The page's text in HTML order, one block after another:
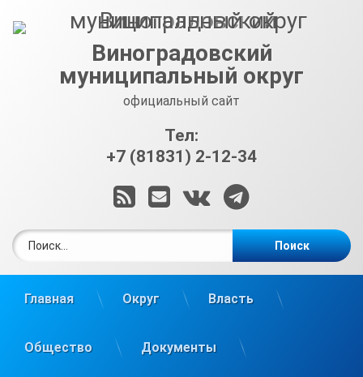
Виноградовский
муниципальный округ
официальный сайт
Тел:
+7 (81831) 2-12-34
RSSE-mailВКонтакте
Telegram
Главная Округ Власть
Общество Документы